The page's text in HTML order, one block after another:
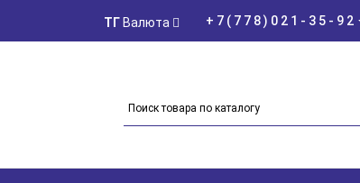
ТГ Валюта +7(778)021-35-92